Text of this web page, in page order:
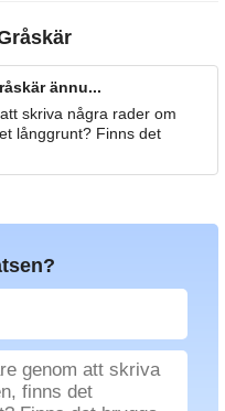
ännu...
skriva några rader om
långgrunt? Finns det